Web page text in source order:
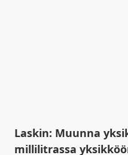
Laskin: Muunna
millilitrassa